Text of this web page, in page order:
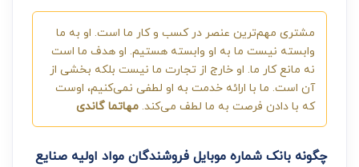
مشتری مهم‌ترین عنصر در کسب و کار ما است. او به ما
وابسته نیست ما به او وابسته هستیم. او هدف ما است
نه مانع کار ما. او خارج از تجارت ما نیست بلکه بخشی از
آن است. ما با ارائه خدمت به او لطفی نمی‌کنیم، اوست
که با دادن فرصت به ما لطف می‌کند. مهاتما گاندی
چگونه بانک شماره موبایل فروشندگان مواد اولیه صنایع